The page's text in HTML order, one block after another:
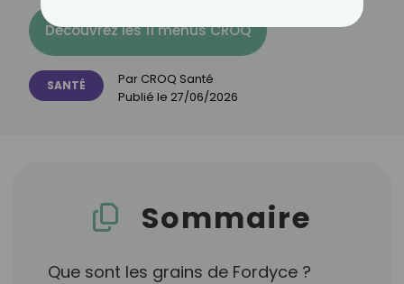
Découvrez les 11 menus CROQ
SANTÉ Par CROQ Santé
Publié le 27/06/2026
Sommaire
Que sont les grains de Fordyce ?